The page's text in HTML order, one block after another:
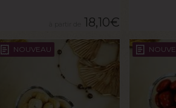
18,10€
NOUVEAU